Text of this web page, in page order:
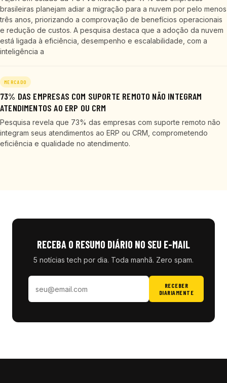
brasileiras planejam adiar a migração para a nuvem por pelo menos
três anos, priorizando a comprovação de benefícios operacionais
e redução de custos. A pesquisa destaca que a adoção da nuvem
está ligada à eficiência, desempenho e escalabilidade, com a
inteligência a
MERCADO
73% DAS EMPRESAS COM SUPORTE REMOTO NÃO INTEGRAM
ATENDIMENTOS AO ERP OU CRM
Pesquisa revela que 73% das empresas com suporte remoto não
integram seus atendimentos ao ERP ou CRM, comprometendo
eficiência e qualidade no atendimento.
RECEBA O RESUMO DIÁRIO NO SEU E-MAIL
5 notícias tech por dia. Toda manhã. Zero spam.
RECEBER
DIARIAMENTE